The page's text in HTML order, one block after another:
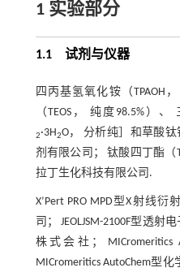
1 实验部分
1.1 试剂与仪器
四丙基氢氧化铵（TPAOH
（TEOS， 纯度98.5%）
2·3H2O， 分析纯］和草酸
剂有限公司； 钛酸四丁酯（
拉丁生化科技有限公司.
X’Pert PRO MPD型X射线
司； JEOLJSM-2100F型透射
株式会社； MICromeritics
MICromeritics AutoChem型